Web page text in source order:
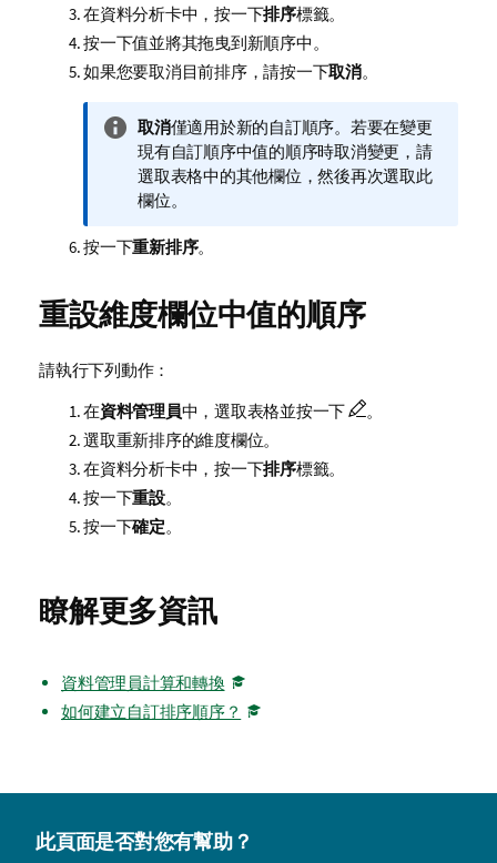
在資料分析卡中，按一下排序標籤。
按一下值並將其拖曳到新順序中。
如果您要取消目前排序，請按一下取消。
資
訊
備
註
取消僅適用於新的自訂順序。若要在變更
現有自訂順序中值的順序時取消變更，請
選取表格中的其他欄位，然後再次選取此
欄位。
按一下重新排序。
重設維度欄位中值的順序
請執行下列動作：
在資料管理員中，選取表格並按一下
。
選取重新排序的維度欄位。
在資料分析卡中，按一下排序標籤。
按一下重設。
按一下確定。
瞭解更多資訊
資料管理員計算和轉換
如何建立自訂排序順序？
此頁面是否對您有幫助？